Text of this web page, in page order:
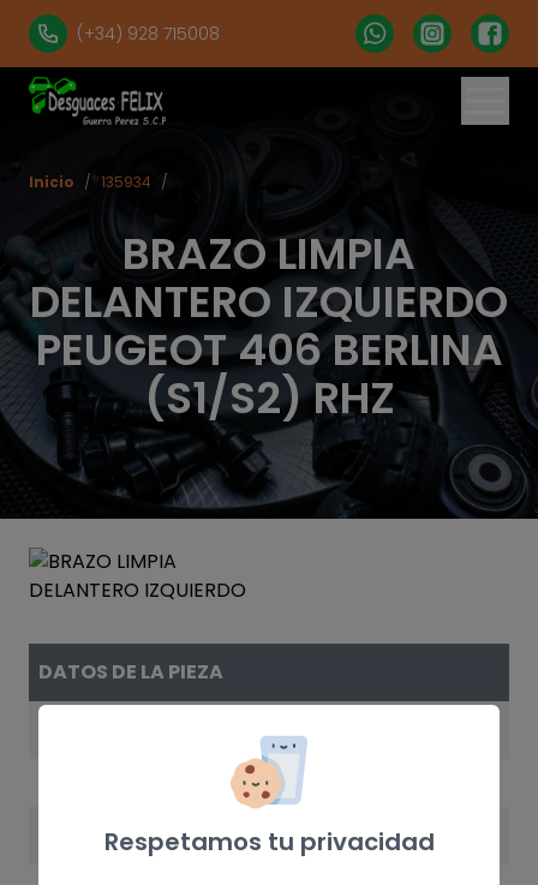
(+34) 928 715008
BRAZO LIMPIA
DELANTERO IZQUIERDO
PEUGEOT 406 BERLINA
(S1/S2) RHZ
Inicio / 135934 /
DATOS DE LA PIEZA
Respetamos tu privacidad